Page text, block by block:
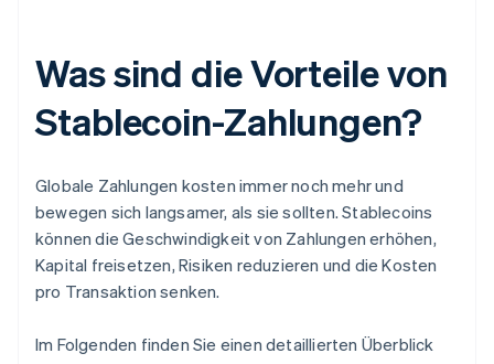
Was sind die Vorteile von
Stablecoin-Zahlungen?
Globale Zahlungen kosten immer noch mehr und
bewegen sich langsamer, als sie sollten. Stablecoins
können die Geschwindigkeit von Zahlungen erhöhen,
Kapital freisetzen, Risiken reduzieren und die Kosten
pro Transaktion senken.
Im Folgenden finden Sie einen detaillierten Überblick